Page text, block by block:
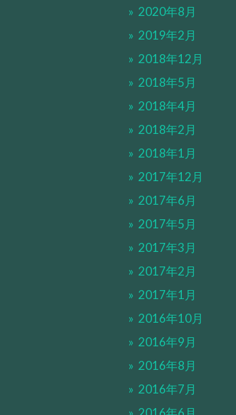
2020年8月
2019年2月
2018年12月
2018年5月
2018年4月
2018年2月
2018年1月
2017年12月
2017年6月
2017年5月
2017年3月
2017年2月
2017年1月
2016年10月
2016年9月
2016年8月
2016年7月